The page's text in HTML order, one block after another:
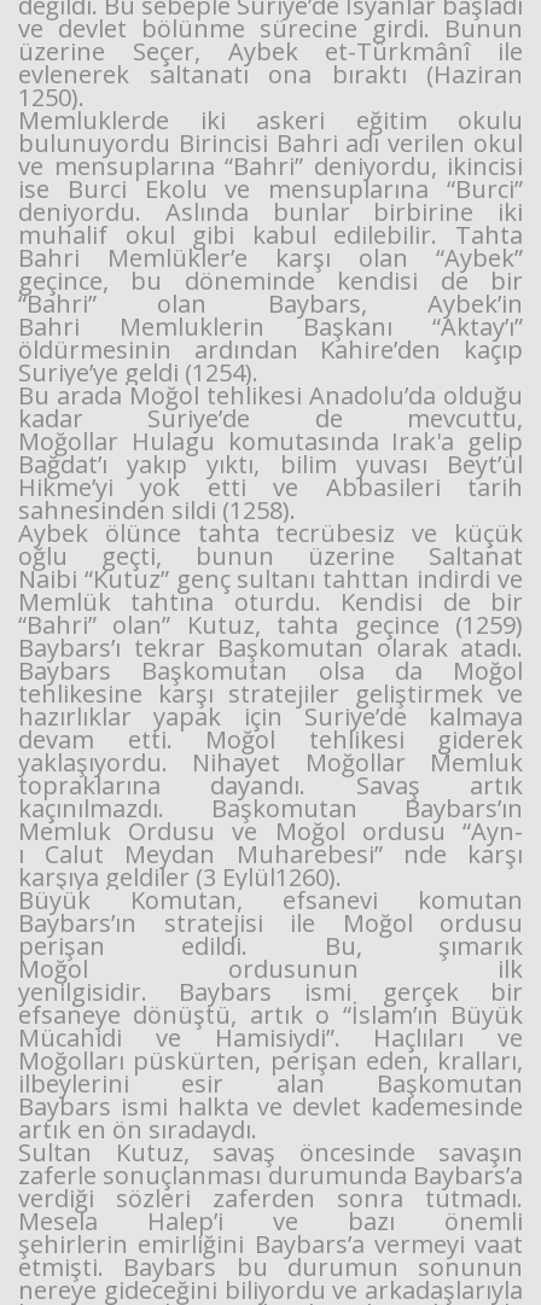
ve devlet bölünme sürecine girdi. Bunun
üzerine Seçer, Aybek et-Türkmânî ile
evlenerek saltanatı ona bıraktı (Haziran
1250).
Memluklerde iki askeri eğitim okulu
bulunuyordu Birincisi Bahri adı verilen okul
ve mensuplarına “Bahri” deniyordu, ikincisi
ise Burci Ekolu ve mensuplarına “Burci”
deniyordu. Aslında bunlar birbirine iki
muhalif okul gibi kabul edilebilir. Tahta
Bahri Memlükler’e karşı olan “Aybek”
geçince, bu döneminde kendisi de bir
“Bahri” olan Baybars, Aybek’in
Bahri Memluklerin Başkanı “Aktay’ı”
öldürmesinin ardından Kahire’den kaçıp
Suriye’ye geldi (1254).
Bu arada Moğol tehlikesi Anadolu’da olduğu
kadar Suriye’de de mevcuttu,
Moğollar Hulagu komutasında Irak'a gelip
Bağdat’ı yakıp yıktı, bilim yuvası Beyt’ül
Hikme’yi yok etti ve Abbasileri tarih
sahnesinden sildi (1258).
Aybek ölünce tahta tecrübesiz ve küçük
oğlu geçti, bunun üzerine Saltanat
Naibi “Kutuz” genç sultanı tahttan indirdi ve
Memlük tahtına oturdu. Kendisi de bir
“Bahri” olan” Kutuz, tahta geçince (1259)
Baybars’ı tekrar Başkomutan olarak atadı.
Baybars Başkomutan olsa da Moğol
tehlikesine karşı stratejiler geliştirmek ve
hazırlıklar yapak için Suriye’de kalmaya
devam etti. Moğol tehlikesi giderek
yaklaşıyordu. Nihayet Moğollar Memluk
topraklarına dayandı. Savaş artık
kaçınılmazdı. Başkomutan Baybars’ın
Memluk Ordusu ve Moğol ordusu “Ayn-
ı Calut Meydan Muharebesi” nde karşı
karşıya geldiler (3 Eylül1260).
Büyük Komutan, efsanevi komutan
Baybars’ın stratejisi ile Moğol ordusu
perişan edildi. Bu, şımarık
Moğol ordusunun ilk
yenilgisidir. Baybars ismi gerçek bir
efsaneye dönüştü, artık o “İslam’ın Büyük
Mücahidi ve Hamisiydi”. Haçlıları ve
Moğolları püskürten, perişan eden, kralları,
ilbeylerini esir alan Başkomutan
Baybars ismi halkta ve devlet kademesinde
artık en ön sıradaydı.
Sultan Kutuz, savaş öncesinde savaşın
zaferle sonuçlanması durumunda Baybars’a
verdiği sözleri zaferden sonra tutmadı.
Mesela Halep’i ve bazı önemli
şehirlerin emirliğini Baybars’a vermeyi vaat
etmişti. Baybars bu durumun sonunun
nereye gideceğini biliyordu ve arkadaşlarıyla